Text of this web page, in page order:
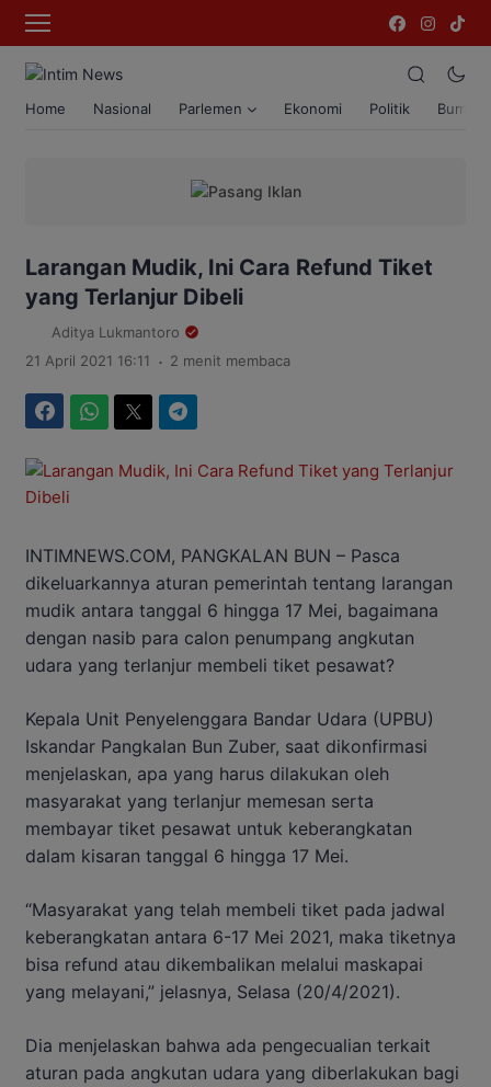
Home Nasional Parlemen Ekonomi Politik Bumi
Larangan Mudik, Ini Cara Refund Tiket
yang Terlanjur Dibeli
Aditya Lukmantoro
21 April 2021 16:11
. 2 menit membaca
INTIMNEWS.COM, PANGKALAN BUN – Pasca
dikeluarkannya aturan pemerintah tentang larangan
mudik antara tanggal 6 hingga 17 Mei, bagaimana
dengan nasib para calon penumpang angkutan
udara yang terlanjur membeli tiket pesawat?
Kepala Unit Penyelenggara Bandar Udara (UPBU)
Iskandar Pangkalan Bun Zuber, saat dikonfirmasi
menjelaskan, apa yang harus dilakukan oleh
masyarakat yang terlanjur memesan serta
membayar tiket pesawat untuk keberangkatan
dalam kisaran tanggal 6 hingga 17 Mei.
“Masyarakat yang telah membeli tiket pada jadwal
keberangkatan antara 6-17 Mei 2021, maka tiketnya
bisa refund atau dikembalikan melalui maskapai
yang melayani,” jelasnya, Selasa (20/4/2021).
Dia menjelaskan bahwa ada pengecualian terkait
aturan pada angkutan udara yang diberlakukan bagi